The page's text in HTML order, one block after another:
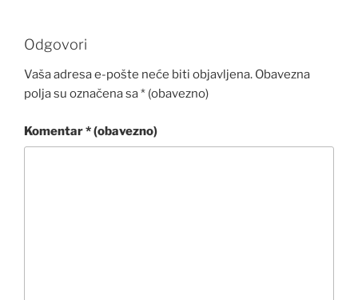
Odgovori
Vaša adresa e-pošte neće biti objavljena. Obavezna
polja su označena sa* (obavezno)
Komentar* (obavezno)